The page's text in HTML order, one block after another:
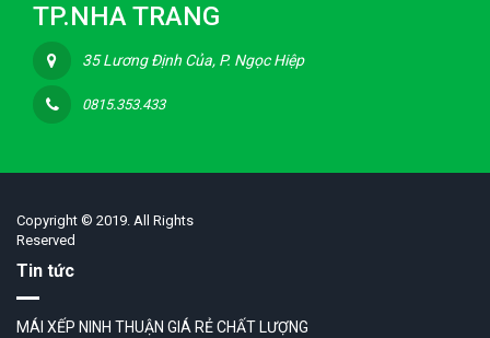
TP.NHA TRANG
35 Lương Định Của, P. Ngọc Hiệp
0815.353.433
Copyright © 2019. All Rights
Reserved
Tin tức
MÁI XẾP NINH THUẬN GIÁ RẺ CHẤT LƯỢNG